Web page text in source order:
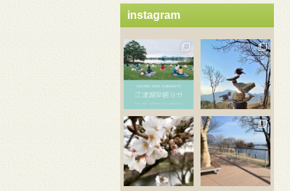
instagram
3月 20
3月 18
3月 18